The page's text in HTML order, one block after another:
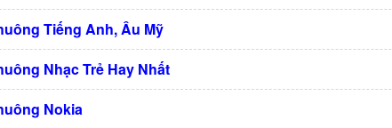
Tiếng Anh, Âu Mỹ
Nhạc Trẻ Hay Nhất
Nokia